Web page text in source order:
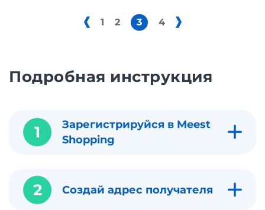
1 2 3 4
Подробная инструкция
1
Зарегистрируйся в Meest
Shopping
2 Создай адрес получателя